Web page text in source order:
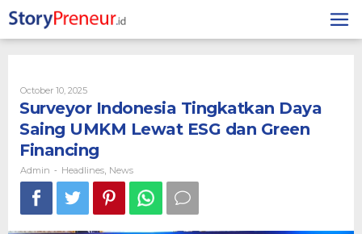
to
content
October 10, 2025By
Admin
Surveyor Indonesia Tingkatkan Daya
Saing UMKM Lewat ESG dan Green
Financing
Admin - Headlines News